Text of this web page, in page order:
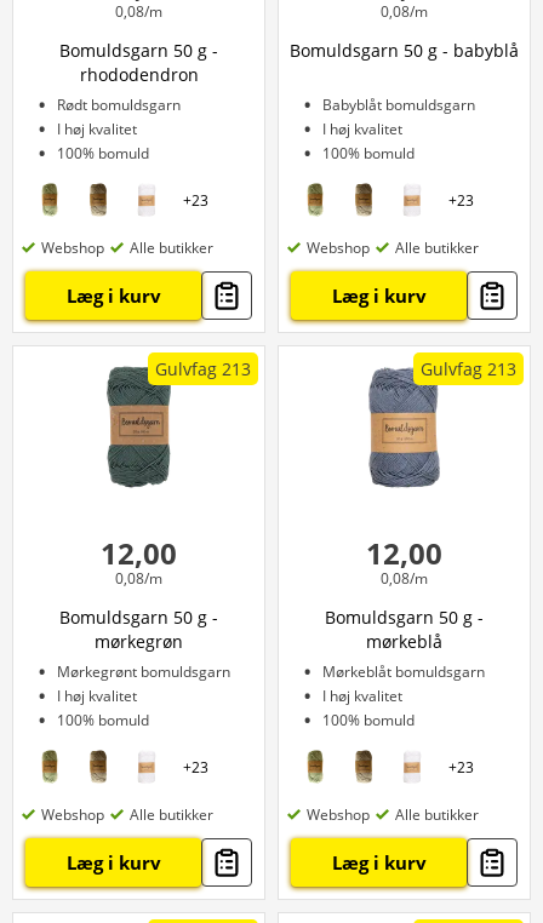
0,08/m
Bomuldsgarn 50 g -
rhododendron
Rødt bomuldsgarn
I høj kvalitet
100% bomuld
+23
Webshop Alle butikker
Læg i kurv
0,08/m
Bomuldsgarn 50 g - babyblå
Babyblåt bomuldsgarn
I høj kvalitet
100% bomuld
+23
Webshop Alle butikker
Læg i kurv
Gulvfag 213
12,00
0,08/m
Bomuldsgarn 50 g -
mørkegrøn
Mørkegrønt bomuldsgarn
I høj kvalitet
100% bomuld
+23
Webshop Alle butikker
Læg i kurv
Gulvfag 213
12,00
0,08/m
Bomuldsgarn 50 g -
mørkeblå
Mørkeblåt bomuldsgarn
I høj kvalitet
100% bomuld
+23
Webshop Alle butikker
Læg i kurv